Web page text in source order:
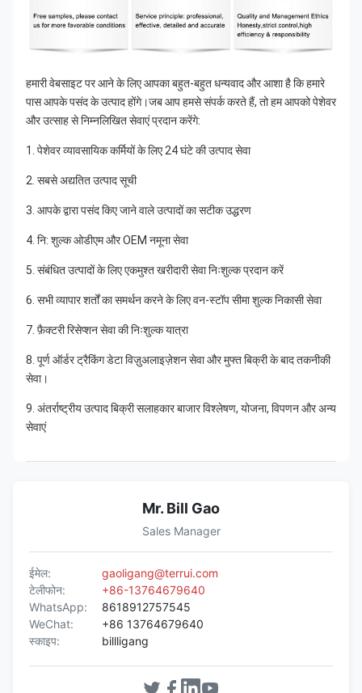
हमारी वेबसाइट पर आने के लिए आपका बहुत-बहुत धन्यवाद और आशा है कि हमारे
पास आपके पसंद के उत्पाद होंगे।जब आप हमसे संपर्क करते हैं, तो हम आपको पेशेवर
और उत्साह से निम्नलिखित सेवाएं प्रदान करेंगे:
1. पेशेवर व्यावसायिक कर्मियों के लिए 24 घंटे की उत्पाद सेवा
2. सबसे अद्यतित उत्पाद सूची
3. आपके द्वारा पसंद किए जाने वाले उत्पादों का सटीक उद्धरण
4. नि: शुल्क ओडीएम और OEM नमूना सेवा
5. संबंधित उत्पादों के लिए एकमुश्त खरीदारी सेवा निःशुल्क प्रदान करें
6. सभी व्यापार शर्तों का समर्थन करने के लिए वन-स्टॉप सीमा शुल्क निकासी सेवा
7. फ़ैक्टरी रिसेप्शन सेवा की निःशुल्क यात्रा
8. पूर्ण ऑर्डर ट्रैकिंग डेटा विज़ुअलाइज़ेशन सेवा और मुफ्त बिक्री के बाद तकनीकी
सेवा।
9. अंतर्राष्ट्रीय उत्पाद बिक्री सलाहकार बाजार विश्लेषण, योजना, विपणन और अन्य
सेवाएं
Mr. Bill Gao
Sales Manager
ईमेल:
gaoligang@terrui.com
टेलीफोन:
+86-13764679640
WhatsApp:
8618912757545
WeChat:
+86 13764679640
स्काइप:
billligang